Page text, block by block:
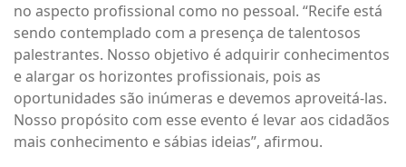
no aspecto profissional como no pessoal. “Recife está
sendo contemplado com a presença de talentosos
palestrantes. Nosso objetivo é adquirir conhecimentos
e alargar os horizontes profissionais, pois as
oportunidades são inúmeras e devemos aproveitá-las.
Nosso propósito com esse evento é levar aos cidadãos
mais conhecimento e sábias ideias”, afirmou.